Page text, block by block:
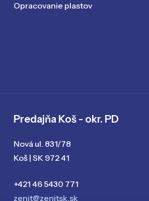
Opracovanie plastov
Predajňa Koš - okr. PD
Nová ul. 831/78
Koš | SK 972 41
+421 46 5430 771
zenit@zenitsk.sk